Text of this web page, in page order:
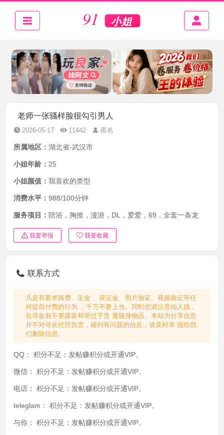
老师一张骚样脸很勾引男人
2026-05-17 11442 匿名
所属地区： 湖北省-武汉市
小姐年龄： 25
小姐颜值： 我喜欢的类型
消费水平： 988/100分钟
服务项目： 陪浴，胸推，漫游，DL，爱爱，69，全套一条龙
我要举报 我要收藏
联系方式
凡是有要求路费、定金 、保证金、照片验证、视频验证等任
何提前付费的行为 ，千万不要上当。同时也请注意仙人跳，
在寻欢前不要露富和带过于贵 重随身物品。本站为分享信息
并不对寻欢经历负责，碰到有问题的信息，请及时举 报给我
们删除信息。
QQ： 积分不足：发帖赚积分或开通VIP。
微信： 积分不足：发帖赚积分或开通VIP。
电话： 积分不足：发帖赚积分或开通VIP。
teleglam： 积分不足：发帖赚积分或开通VIP。
与你： 积分不足：发帖赚积分或开通VIP。